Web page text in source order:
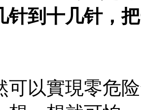
针到十几针，
可以實現零危